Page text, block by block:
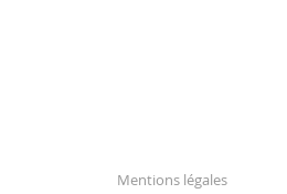
Mentions légales